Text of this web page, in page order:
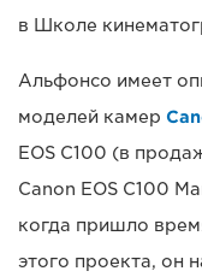
в Школе
Альфонсо имеет
моделей камер
EOS C100 (в
Canon EOS C100
когда пришло
этого проекта, он